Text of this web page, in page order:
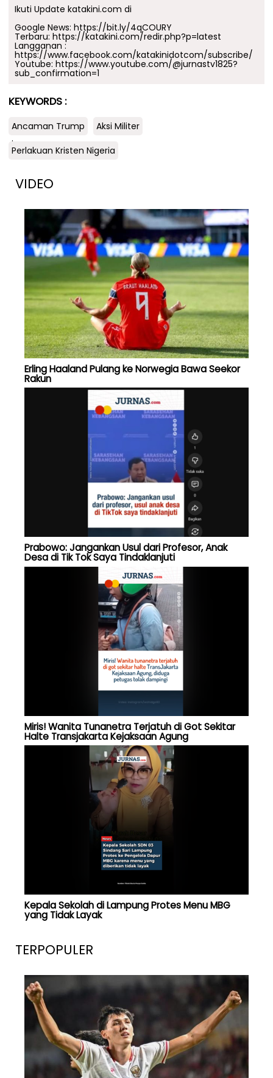
Ikuti Update katakini.com di
Google News: https://bit.ly/4qCOURY
Terbaru: https://katakini.com/redir.php?p=latest
Langganan :
https://www.facebook.com/katakinidotcom/subscribe/
Youtube: https://www.youtube.com/@jurnastv1825?
sub_confirmation=1
KEYWORDS :
Ancaman Trump
Aksi Militer
.
Perlakuan Kristen Nigeria
VIDEO
Erling Haaland Pulang ke Norwegia Bawa Seekor
Rakun
Prabowo: Jangankan Usul dari Profesor, Anak
Desa di Tik Tok Saya Tindaklanjuti
Miris! Wanita Tunanetra Terjatuh di Got Sekitar
Halte Transjakarta Kejaksaan Agung
Kepala Sekolah di Lampung Protes Menu MBG
yang Tidak Layak
TERPOPULER